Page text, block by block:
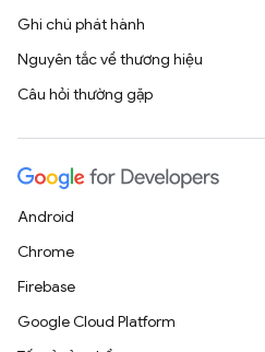
Ghi chú phát hành
Nguyên tắc về thương hiệu
Câu hỏi thường gặp
Android
Chrome
Firebase
Google Cloud Platform